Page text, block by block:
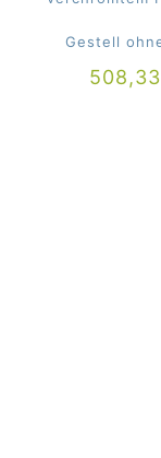
Gestell